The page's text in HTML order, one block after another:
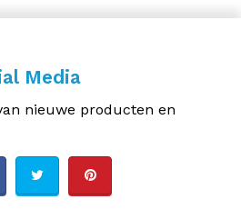
Media
nieuwe producten en